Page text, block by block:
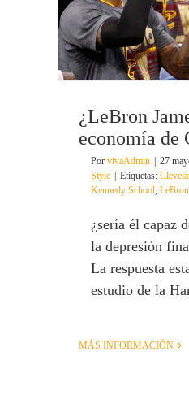
¿LeBron
economía de
Por vivaAdmin 27
Style
Etiquetas:
Kennedy School,
¿sería él capaz
la depresión
La respuesta
estudio de la
MÁS INFORMACIÓN